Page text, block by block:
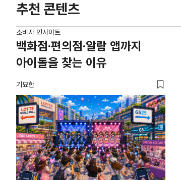
추천 콘텐츠
소비자 인사이트
백화점·편의점·알람 앱까지
아이돌을 찾는 이유
기묘한